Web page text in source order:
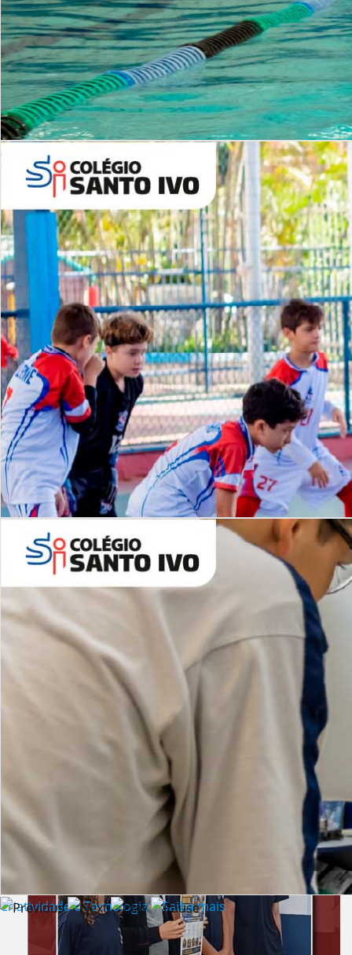
Período Integral | Saiba mais
Desafios | Saiba mais
Criatividade e Tecnologia | Saiba mais
INSTITUCIONAL
Lista de vídeos
NOSSOCANAL